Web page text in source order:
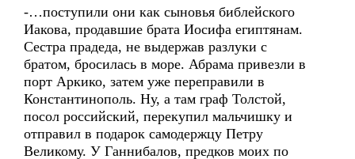
-…поступили они как сыновья библейского
Иакова, продавшие брата Иосифа египтянам.
Сестра прадеда, не выдержав разлуки с
братом, бросилась в море. Абрама привезли в
порт Аркико, затем уже переправили в
Константинополь. Ну, а там граф Толстой,
посол российский, перекупил мальчишку и
отправил в подарок самодержцу Петру
Великому. У Ганнибалов, предков моих по